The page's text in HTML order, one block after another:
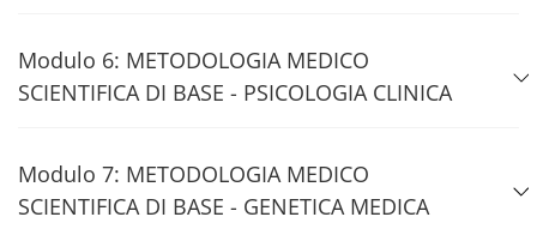
Modulo 6: METODOLOGIA MEDICO
SCIENTIFICA DI BASE - PSICOLOGIA CLINICA
Modulo 7: METODOLOGIA MEDICO
SCIENTIFICA DI BASE - GENETICA MEDICA